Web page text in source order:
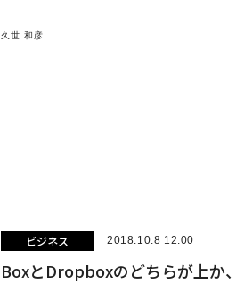
久世 和彦
ビジネス 2018.10.8 12:00
BoxとDropboxのどちらが上か